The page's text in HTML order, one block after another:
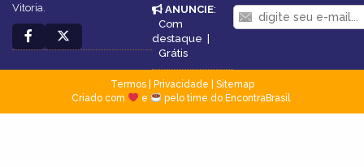
Vitoria.
ANUNCIE:
Com
destaque |
Grátis
Termos| Privacidade
Sitemap
Criado com
e pelo time do EncontraBrasil